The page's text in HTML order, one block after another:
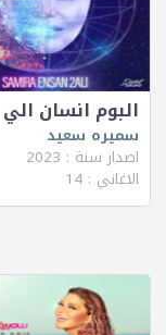
البوم انسان الي
سميره سعيد
اصدار سنة : 2023
الاغاني : 14